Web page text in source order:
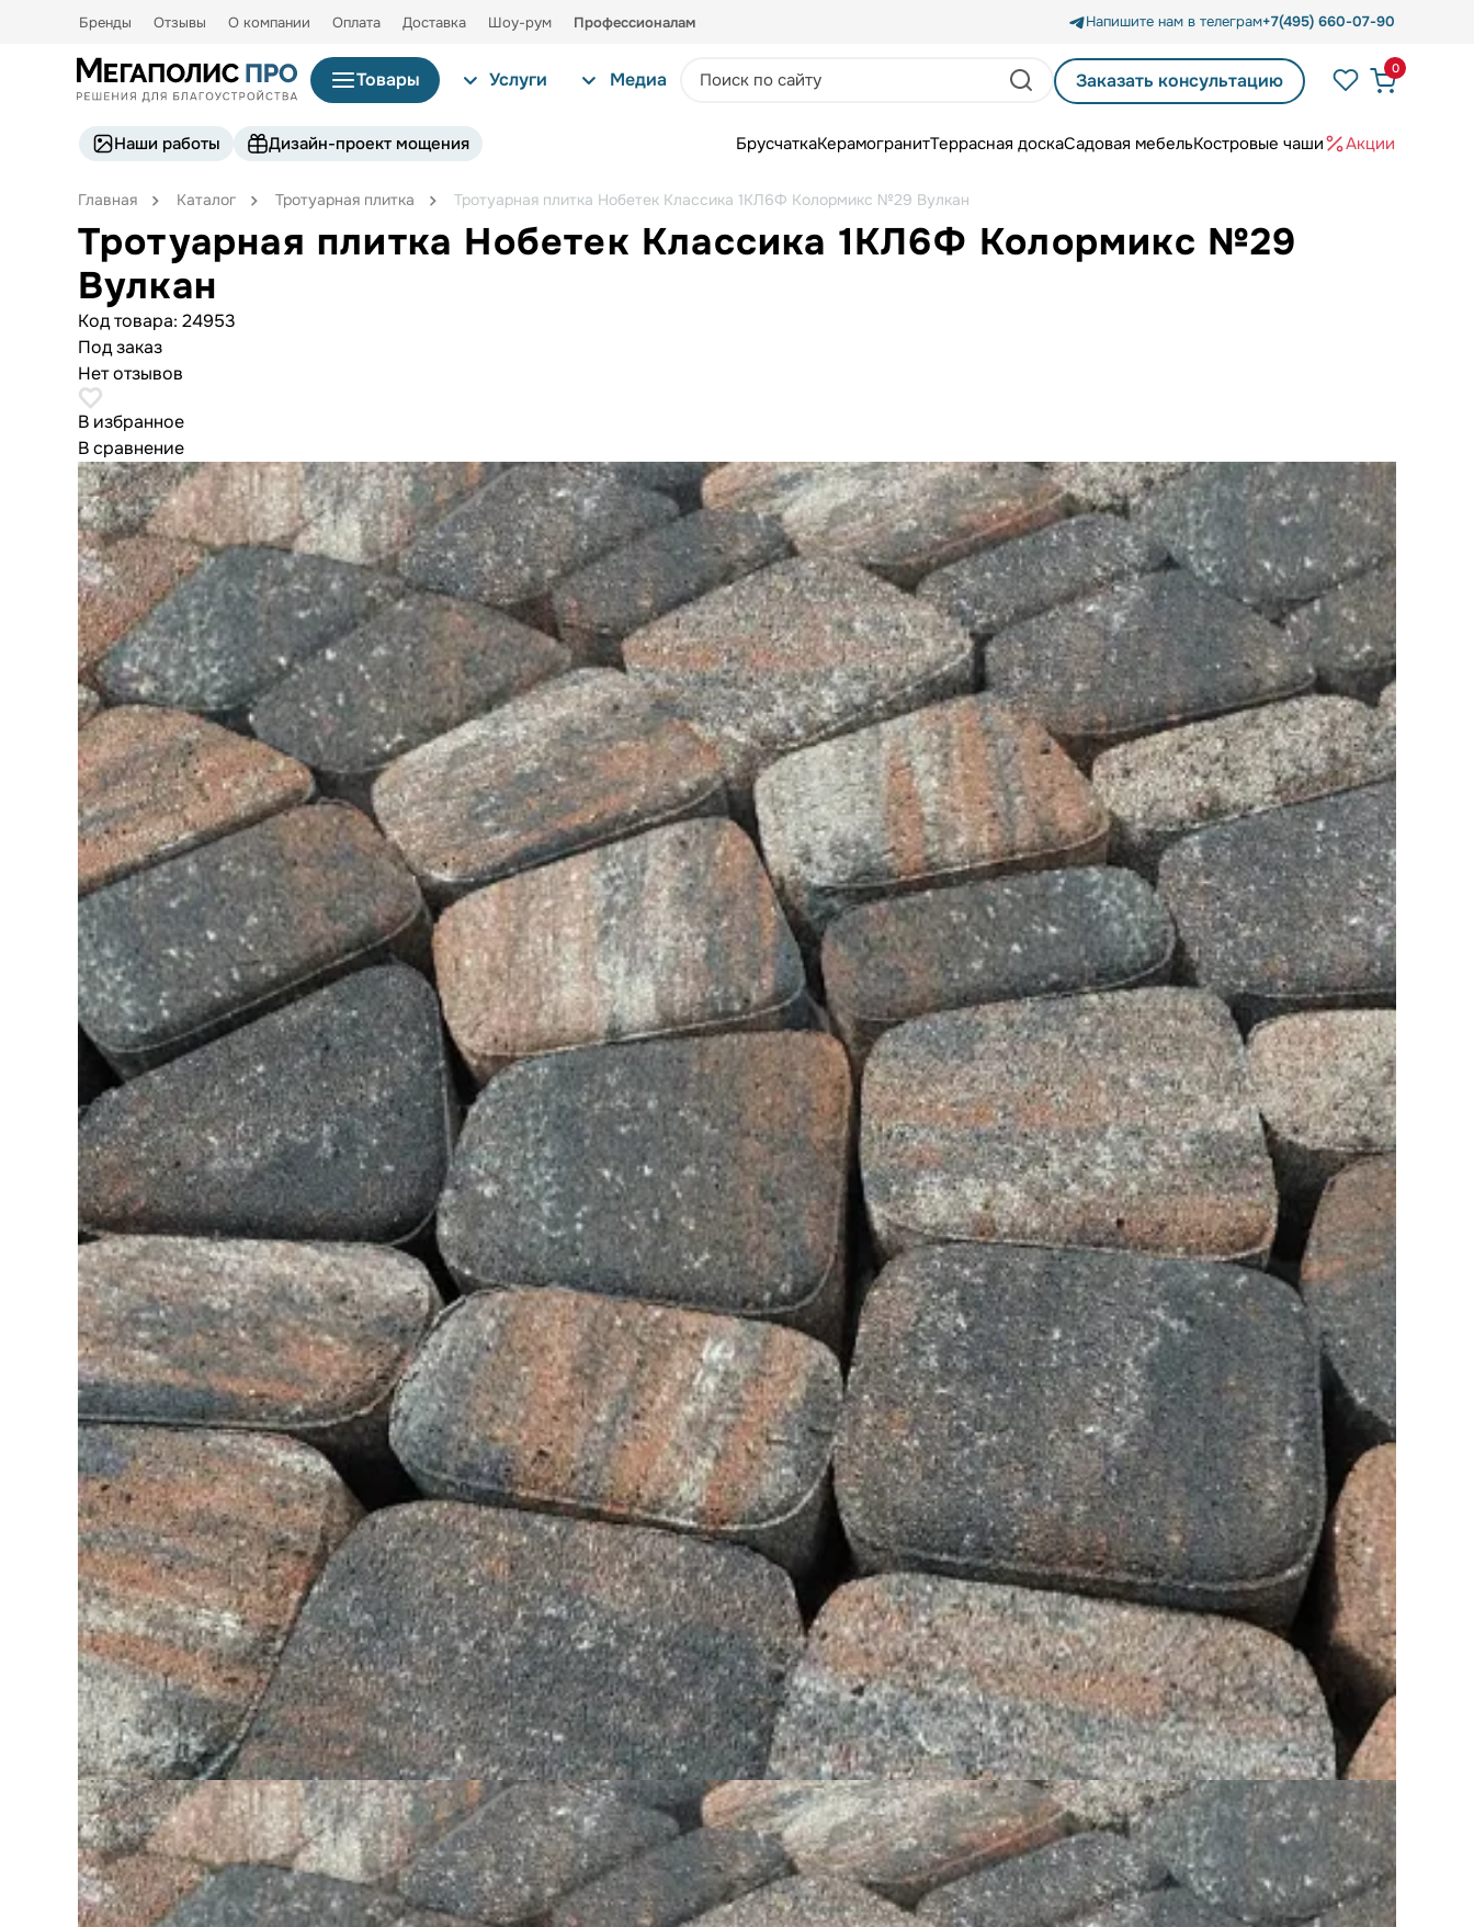
Бренды Отзывы О компании Оплата Доставка Шоу-рум Профессионалам Напишите нам в телеграм+7(495) 660-07-90
Товары Услуги Медиа Заказать консультацию
0
Наши работы Дизайн-проект мощения БрусчаткаКерамогранитТеррасная доскаСадовая мебельКостровые чаши Акции
Главная Каталог Тротуарная плитка Тротуарная плитка Нобетек Классика 1КЛ6Ф Колормикс №29 Вулкан
Тротуарная плитка Нобетек Классика 1КЛ6Ф Колормикс №29
Вулкан
Код товара: 24953
Под заказ
Нет отзывов
В избранное
В сравнение